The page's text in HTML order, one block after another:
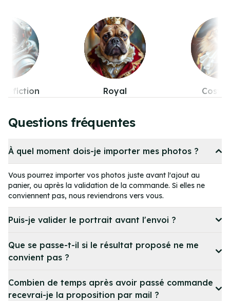
Costumes
Pop-
of
Questions fréquentes
À quel moment dois-je importer mes photos ?
Vous pourrez importer vos photos juste avant l'ajout au
panier, ou après la validation de la commande. Si elles ne
conviennent pas, nous reviendrons vers vous.
Puis-je valider le portrait avant l'envoi ?
Que se passe-t-il si le résultat proposé ne me
convient pas ?
Combien de temps après avoir passé commande
recevrai-je la proposition par mail ?